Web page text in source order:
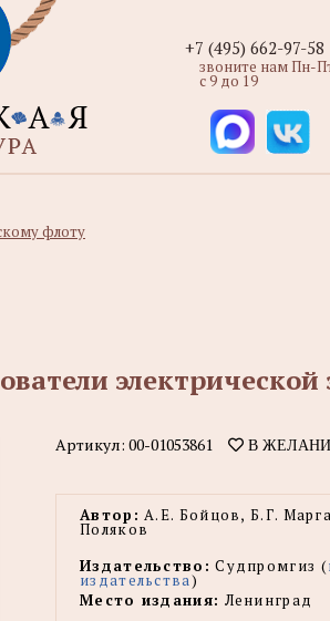
+7 (495) 662-97-58
звоните нам Пн-
с 9 до 19
флоту
электрической
Артикул: 00-01053861 В
Автор: А.Е. Бойцов, Б.Г.
Поляков
Издательство: Судпромгиз (
издательства)
Место издания: Ленинград